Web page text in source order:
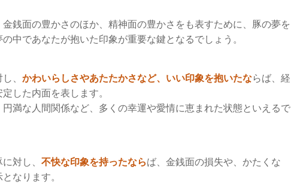
銭面の豊かさのほか、精神面の豊かさをも表すために、豚の夢を
中であなたが抱いた印象が重要な鍵となるでしょう。
、 かわいらしさやあたたかさなど、いい印象を抱いたならば、経
した内面を表します。
円満な人間関係など、多くの幸運や愛情に恵まれた状態といえるで
対し、 不快な印象を持ったならば、金銭面の損失や、かたくな
なります。